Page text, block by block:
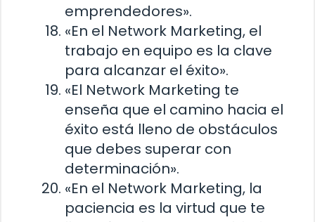
emprendedores».
«En el Network Marketing, el
trabajo en equipo es la clave
para alcanzar el éxito».
«El Network Marketing te
enseña que el camino hacia el
éxito está lleno de obstáculos
que debes superar con
determinación».
«En el Network Marketing, la
paciencia es la virtud que te